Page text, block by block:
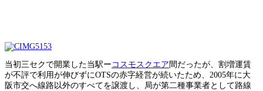
当初三セクで開業した当駅ー コスモスクエア間だったが、割増運賃
が不評で利用が伸びずにOTSの赤字経営が続いたため、2005年に大
阪市交へ線路以外のすべてを譲渡し、局が第二種事業者として路線